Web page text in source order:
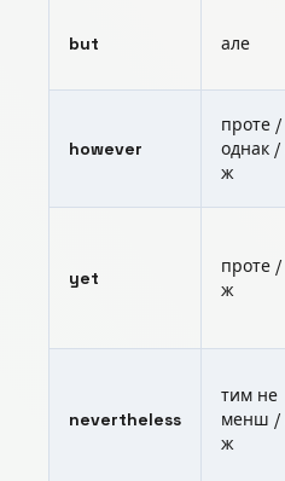
but але
however
проте /
однак /
ж
yet
проте /
ж
nevertheless
тим не
менш /
ж